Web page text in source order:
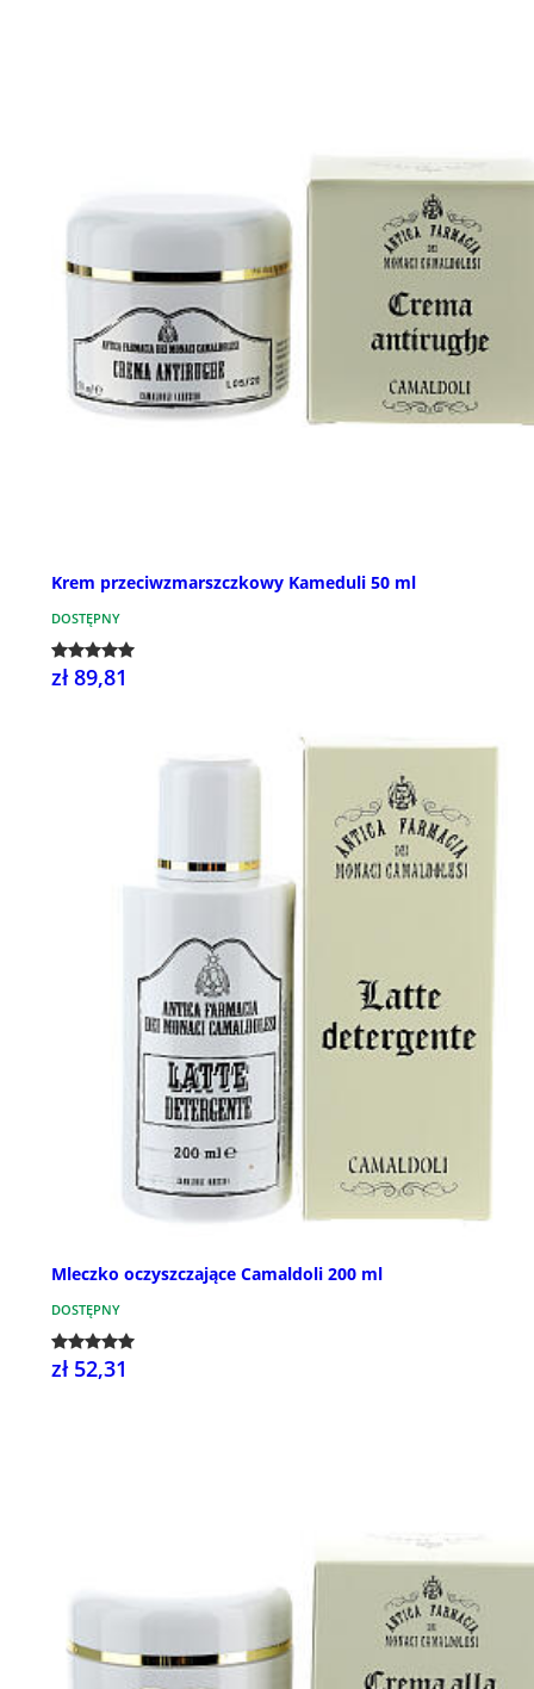
Krem przeciwzmarszczkowy Kameduli 50 ml
DOSTĘPNY
zł 89,81
Mleczko oczyszczające Camaldoli 200 ml
DOSTĘPNY
zł 52,31